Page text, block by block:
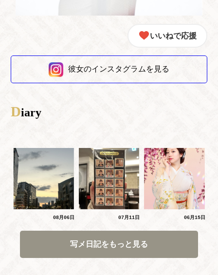
いいねで応援
彼女のインスタグラムを見る
Diary
08月06日 07月11日 06月15日
写メ日記をもっと見る